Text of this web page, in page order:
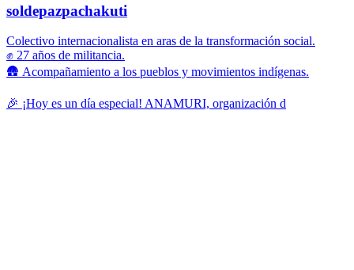
soldepazpachakuti
Colectivo internacionalista en aras de la transformación social.
✊ 27 años de militancia.
🛖 Acompañamiento a los pueblos y movimientos indígenas.
🎉 ¡Hoy es un día especial! ANAMURI, organización d